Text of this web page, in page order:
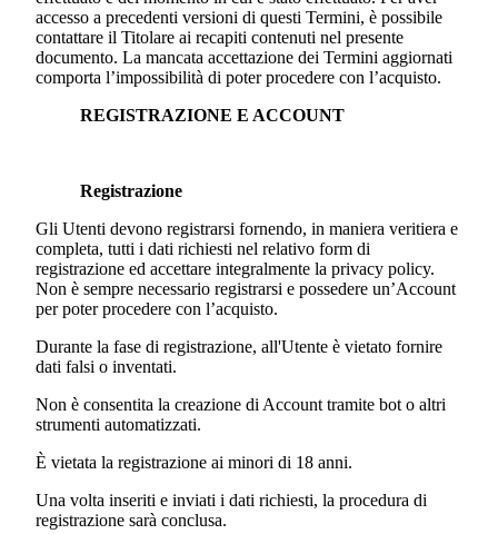
accesso a precedenti versioni di questi Termini, è possibile
contattare il Titolare ai recapiti contenuti nel presente
documento. La mancata accettazione dei Termini aggiornati
comporta l’impossibilità di poter procedere con l’acquisto.
REGISTRAZIONE E ACCOUNT
Registrazione
Gli Utenti devono registrarsi fornendo, in maniera veritiera e
completa, tutti i dati richiesti nel relativo form di
registrazione ed accettare integralmente la privacy policy.
Non è sempre necessario registrarsi e possedere un’Account
per poter procedere con l’acquisto.
Durante la fase di registrazione, all'Utente è vietato fornire
dati falsi o inventati.
Non è consentita la creazione di Account tramite bot o altri
strumenti automatizzati.
È vietata la registrazione ai minori di 18 anni.
Una volta inseriti e inviati i dati richiesti, la procedura di
registrazione sarà conclusa.